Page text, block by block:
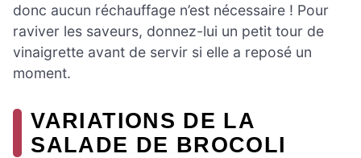
donc aucun réchauffage n’est nécessaire ! Pour
raviver les saveurs, donnez-lui un petit tour de
vinaigrette avant de servir si elle a reposé un
moment.
VARIATIONS DE LA
SALADE DE BROCOLI